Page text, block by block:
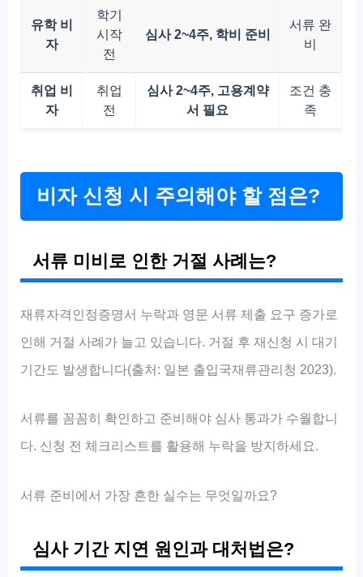
유학 비
자
학기
시작
전
심사 2~4주, 학비 준비
서류 완
비
취업 비
자
취업
전
심사 2~4주, 고용계약
서 필요
조건 충
족
비자 신청 시 주의해야 할 점은?
서류 미비로 인한 거절 사례는?
재류자격인정증명서 누락과 영문 서류 제출 요구 증가로
인해 거절 사례가 늘고 있습니다. 거절 후 재신청 시 대기
기간도 발생합니다(출처: 일본 출입국재류관리청 2023).
서류를 꼼꼼히 확인하고 준비해야 심사 통과가 수월합니
다. 신청 전 체크리스트를 활용해 누락을 방지하세요.
서류 준비에서 가장 흔한 실수는 무엇일까요?
심사 기간 지연 원인과 대처법은?